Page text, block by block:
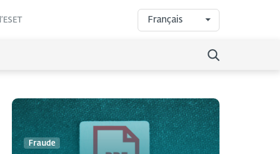
Français
Fraude